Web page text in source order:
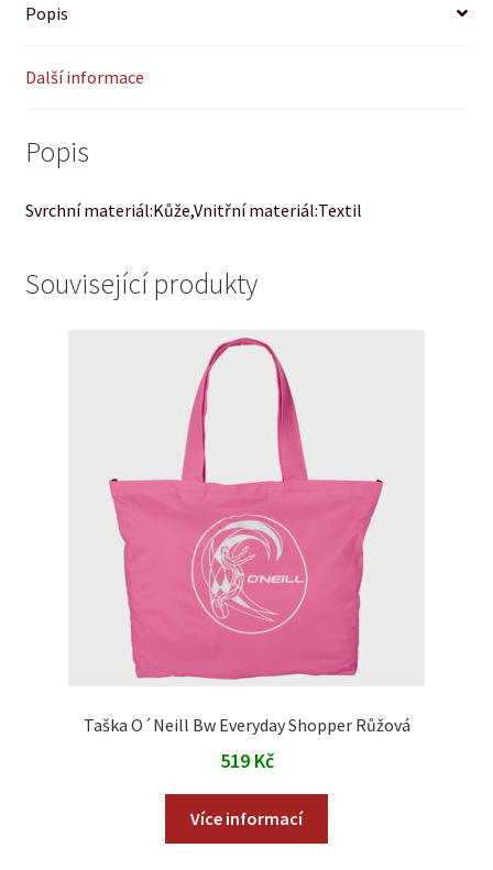
Popis
Další informace
Popis
Svrchní materiál:Kůže,Vnitřní materiál:Textil
Související produkty
Taška O´Neill Bw Everyday Shopper Růžová
519 Kč
Více informací